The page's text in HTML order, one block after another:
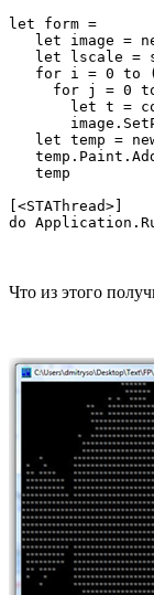
let form =
let image =
let lscale =
for i = 0 to
for j = 0
let t =
let temp =
   temp
[<STAThread>]
Что из этого